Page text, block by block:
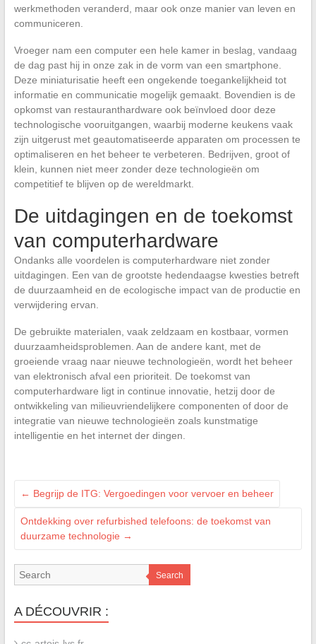
werkmethoden veranderd, maar ook onze manier van leven en
communiceren.
Vroeger nam een computer een hele kamer in beslag, vandaag
de dag past hij in onze zak in de vorm van een smartphone.
Deze miniaturisatie heeft een ongekende toegankelijkheid tot
informatie en communicatie mogelijk gemaakt. Bovendien is de
opkomst van restauranthardware ook beïnvloed door deze
technologische vooruitgangen, waarbij moderne keukens vaak
zijn uitgerust met geautomatiseerde apparaten om processen te
optimaliseren en het beheer te verbeteren. Bedrijven, groot of
klein, kunnen niet meer zonder deze technologieën om
competitief te blijven op de wereldmarkt.
De uitdagingen en de toekomst
van computerhardware
Ondanks alle voordelen is computerhardware niet zonder
uitdagingen. Een van de grootste hedendaagse kwesties betreft
de duurzaamheid en de ecologische impact van de productie en
verwijdering ervan.
De gebruikte materialen, vaak zeldzaam en kostbaar, vormen
duurzaamheidsproblemen. Aan de andere kant, met de
groeiende vraag naar nieuwe technologieën, wordt het beheer
van elektronisch afval een prioriteit. De toekomst van
computerhardware ligt in continue innovatie, hetzij door de
ontwikkeling van milieuvriendelijkere componenten of door de
integratie van nieuwe technologieën zoals kunstmatige
intelligentie en het internet der dingen.
← Begrijp de ITG: Vergoedingen voor vervoer en beheer
Ontdekking over refurbished telefoons: de toekomst van
duurzame technologie →
Search
A DÉCOUVRIR :